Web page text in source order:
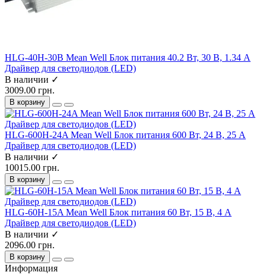
HLG-40H-30B Mean Well Блок питания 40.2 Вт, 30 В, 1.34 А
Драйвер для светодиодов (LED)
В наличии ✓
3009.00 грн.
В корзину
HLG-600H-24A Mean Well Блок питания 600 Вт, 24 В, 25 А
Драйвер для светодиодов (LED)
В наличии ✓
10015.00 грн.
В корзину
HLG-60H-15A Mean Well Блок питания 60 Вт, 15 В, 4 А
Драйвер для светодиодов (LED)
В наличии ✓
2096.00 грн.
В корзину
Информация